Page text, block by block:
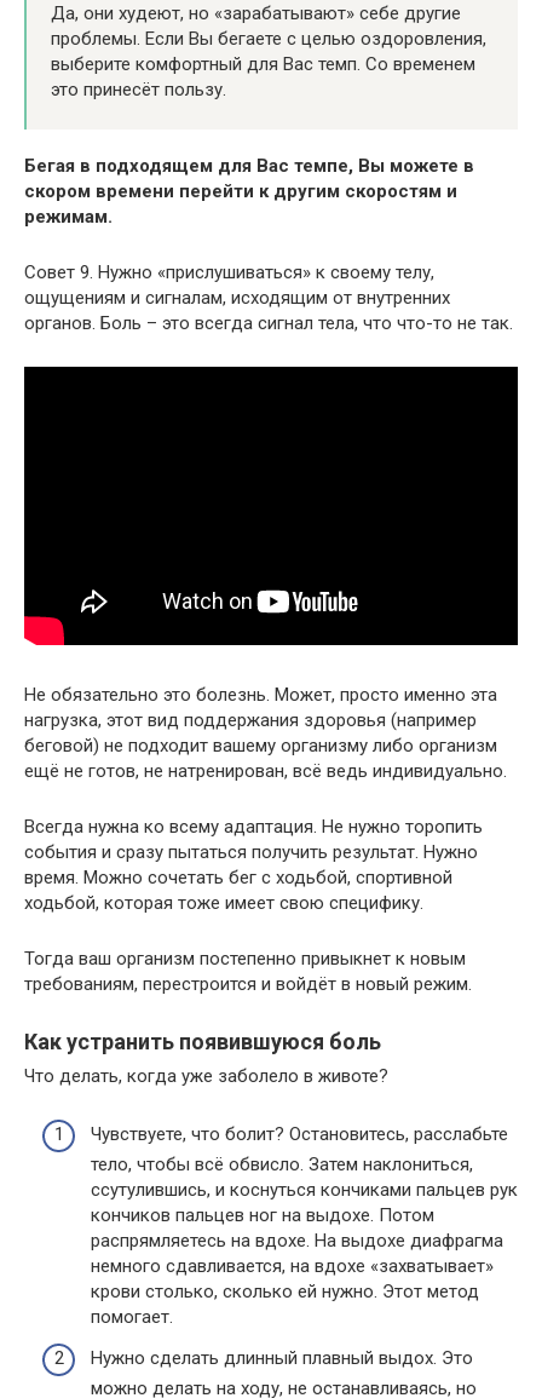
Да, они худеют, но «зарабатывают» себе другие
проблемы. Если Вы бегаете с целью оздоровления,
выберите комфортный для Вас темп. Со временем
это принесёт пользу.
Бегая в подходящем для Вас темпе, Вы можете в
скором времени перейти к другим скоростям и
режимам.
Совет 9. Нужно «прислушиваться» к своему телу,
ощущениям и сигналам, исходящим от внутренних
органов. Боль – это всегда сигнал тела, что что-то не так.
Не обязательно это болезнь. Может, просто именно эта
нагрузка, этот вид поддержания здоровья (например
беговой) не подходит вашему организму либо организм
ещё не готов, не натренирован, всё ведь индивидуально.
Всегда нужна ко всему адаптация. Не нужно торопить
события и сразу пытаться получить результат. Нужно
время. Можно сочетать бег с ходьбой, спортивной
ходьбой, которая тоже имеет свою специфику.
Тогда ваш организм постепенно привыкнет к новым
требованиям, перестроится и войдёт в новый режим.
Как устранить появившуюся боль
Что делать, когда уже заболело в животе?
Чувствуете, что болит? Остановитесь, расслабьте
тело, чтобы всё обвисло. Затем наклониться,
ссутулившись, и коснуться кончиками пальцев рук
кончиков пальцев ног на выдохе. Потом
распрямляетесь на вдохе. На выдохе диафрагма
немного сдавливается, на вдохе «захватывает»
крови столько, сколько ей нужно. Этот метод
помогает.
Нужно сделать длинный плавный выдох. Это
можно делать на ходу, не останавливаясь, но